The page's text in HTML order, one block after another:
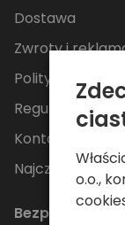
Dostawa
Zwroty i
Polityka
Regulamin
Kontakt
Najczęściej
Bezpieczne
o.o.,